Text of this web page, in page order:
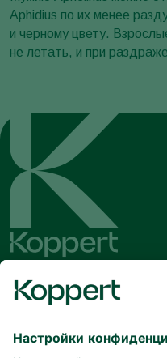
Aphidius по их менее
и черному цвету.
не летать, и при
и актуальной